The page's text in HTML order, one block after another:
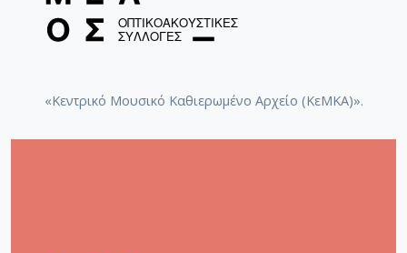
«Κεντρικό Μουσικό Καθιερωμένο Αρχείο (ΚεΜΚΑ)».